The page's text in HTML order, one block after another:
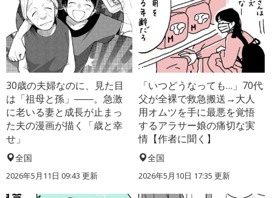
30歳の夫婦なのに、見た目
は「祖母と孫」――。急激
に老いる妻と成長が止まっ
た夫の漫画が描く「歳と幸
せ」
全国
2026年5月11日 09:43 更新
「いつどうなっても…」70代
父が全裸で救急搬送→大人
用オムツを手に最悪を覚悟
するアラサー娘の痛切な実
情【作者に聞く】
全国
2026年5月10日 17:35 更新